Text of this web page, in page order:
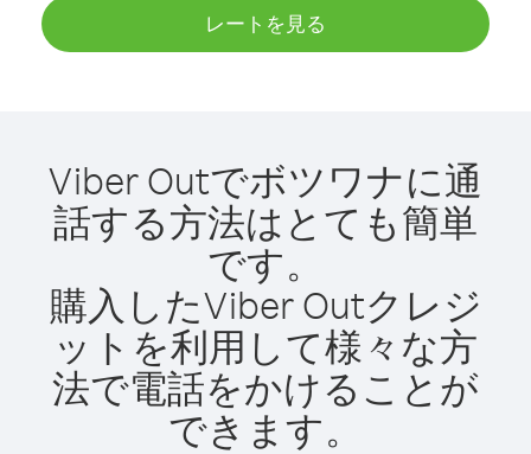
レートを見る
Viber Outでボツワナに通
話する方法はとても簡単
です。
購入したViber Outクレジ
ットを利用して様々な方
法で電話をかけることが
できます。